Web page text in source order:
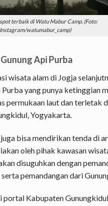
terbaik di Watu Mabur Camp. (Foto:
Instagram/watumabur_camp)
Api Purba
wisata alam di Jogja
Purba yang punya ketinggian
permukaan laut dan terletak
Yogyakarta.
bisa mendirikan tenda di
oleh pihak kawasan
disuguhkan dengan
pemandangan dari
portal Kabupaten